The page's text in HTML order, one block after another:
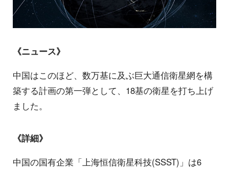
《ニュース》
中国はこのほど、数万基に及ぶ巨大通信衛星網を構
築する計画の第一弾として、18基の衛星を打ち上げ
ました。
《詳細》
中国の国有企業「上海恒信衛星科技(SSST)」は6